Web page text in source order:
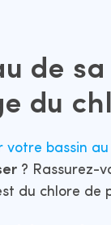
de
du
votre bassin au
? Rassurez-
du chlore de